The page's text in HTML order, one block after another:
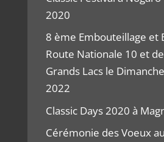
2020
8 ème Embouteillage et
Route Nationale 10 et
Grands Lacs le
2022
Classic Days 2020 à
Cérémonie des Voeux